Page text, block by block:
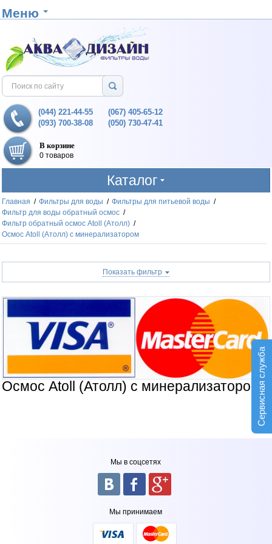
Сервисная служба
Меню
(044) 221-44-55
(093) 700-38-08
(067) 405-65-12
(050) 730-47-41
В корзине
0 товаров
Каталог
Главная / Фильтры для воды / Фильтры для питьевой воды /
Фильтр для воды обратный осмос /
Фильтр обратный осмос Atoll (Атолл) /
Осмос Atoll (Атолл) с минерализатором
Показать фильтр
Осмос Atoll (Атолл) с минерализатором
Мы в соцсетях
Мы принимаем